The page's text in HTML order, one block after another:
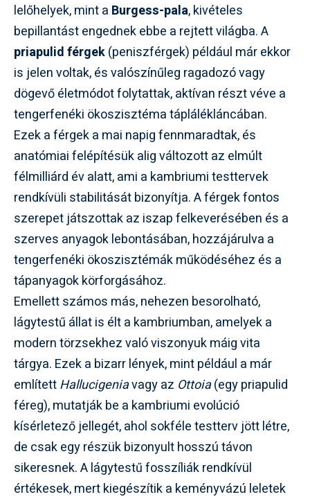
lelőhelyek, mint a Burgess-pala, kivételes
bepillantást engednek ebbe a rejtett világba. A
priapulid férgek(peniszférgek) például már ekkor
is jelen voltak, és valószínűleg ragadozó vagy
dögevő életmódot folytattak, aktívan részt véve a
tengerfenéki ökoszisztéma táplálékláncában.
Ezek a férgek a mai napig fennmaradtak, és
anatómiai felépítésük alig változott az elmúlt
félmilliárd év alatt, ami a kambriumi testtervek
rendkívüli stabilitását bizonyítja. A férgek fontos
szerepet játszottak az iszap felkeverésében és a
szerves anyagok lebontásában, hozzájárulva a
tengerfenéki ökoszisztémák működéséhez és a
tápanyagok körforgásához.
Emellett számos más, nehezen besorolható,
lágytestű állat is élt a kambriumban, amelyek a
modern törzsekhez való viszonyuk máig vita
tárgya. Ezek a bizarr lények, mint például a már
említettHallucigeniavagy az Ottoia(egy priapulid
féreg), mutatják be a kambriumi evolúció
kísérletező jellegét, ahol sokféle testterv jött létre,
de csak egy részük bizonyult hosszú távon
sikeresnek. A lágytestű fosszíliák rendkívül
értékesek, mert kiegészítik a keményvázú leletek